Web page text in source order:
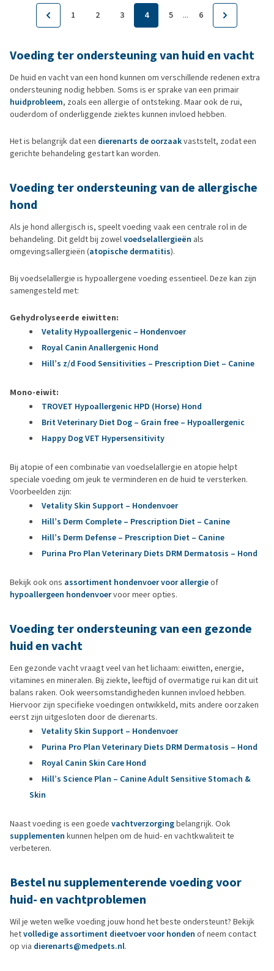
1 2 3 4 5 ... 6
Voeding ter ondersteuning van huid en vacht
De huid en vacht van een hond kunnen om verschillende redenen extra
ondersteuning nodig hebben. Soms is er sprake van een primair
huidprobleem, zoals een allergie of ontsteking. Maar ook de rui,
ouderdom of onderliggende ziektes kunnen invloed hebben.
Het is belangrijk dat een dierenarts de oorzaakvaststelt, zodat een
gerichte behandeling gestart kan worden.
Voeding ter ondersteuning van de allergische
hond
Als je hond allergisch is, speelt voeding vaak een centrale rol in de
behandeling. Dit geldt bij zowelvoedselallergieën als
omgevingsallergieën (atopische dermatitis).
Bij voedselallergie is hypoallergene voeding essentieel. Deze kan zijn
samengesteld met:
Gehydrolyseerde eiwitten:
Vetality Hypoallergenic – Hondenvoer
Royal Canin Anallergenic Hond
Hill’s z/d Food Sensitivities – Prescription Diet – Canine
Mono-eiwit:
TROVET Hypoallergenic HPD (Horse) Hond
Brit Veterinary Diet Dog – Grain free – Hypoallergenic
Happy Dog VET Hypersensitivity
Bij atopie of een combinatie van voedselallergie en atopie helpt
speciale voeding om jeuk te verminderen en de huid te versterken.
Voorbeelden zijn:
Vetality Skin Support – Hondenvoer
Hill’s Derm Complete – Prescription Diet – Canine
Hill’s Derm Defense – Prescription Diet – Canine
Purina Pro Plan Veterinary Diets DRM Dermatosis – Hond
Bekijk ook ons assortiment hondenvoer voor allergieof
hypoallergeen hondenvoervoor meer opties.
Voeding ter ondersteuning van een gezonde
huid en vacht
Een gezonde vacht vraagt veel van het lichaam: eiwitten, energie,
vitamines en mineralen. Bij ziekte, leeftijd of overmatige rui kan dit uit
balans raken. Ook weersomstandigheden kunnen invloed hebben.
Hiervoor zijn specifieke voedingen ontwikkeld, mits andere oorzaken
eerst zijn uitgesloten door de dierenarts.
Vetality Skin Support – Hondenvoer
Purina Pro Plan Veterinary Diets DRM Dermatosis – Hond
Royal Canin Skin Care Hond
Hill’s Science Plan – Canine Adult Sensitive Stomach &
Skin
Naast voeding is een goede vachtverzorgingbelangrijk. Ook
supplementen kunnen helpen om de huid- en vachtkwaliteit te
verbeteren.
Bestel nu supplementerende voeding voor
huid- en vachtproblemen
Wil je weten welke voeding jouw hond het beste ondersteunt? Bekijk
hetvolledige assortiment dieetvoer voor honden of neem contact
op via dierenarts@medpets.nl.